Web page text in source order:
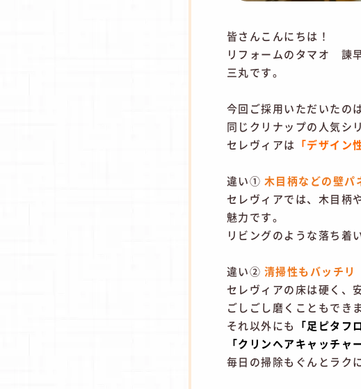
皆さんこんにちは！
リフォームのタマオ 諫
三丸です。
今回ご採用いただいたの
同じクリナップの人気シ
セレヴィアは 「デザイン
違い① 木目柄などの壁パ
セレヴィアでは、木目柄
魅力です。
リビングのような落ち着
違い② 清掃性もバッチリ
セレヴィアの床は硬く、
ごしごし磨くこともでき
それ以外にも
「足ピタフ
「クリンヘアキャッチャー
毎日の掃除もぐんとラク